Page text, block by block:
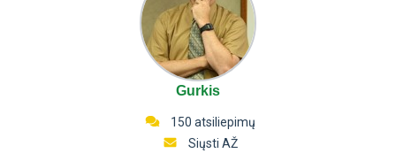
Gurkis
150 atsiliepimų
Siųsti AŽ